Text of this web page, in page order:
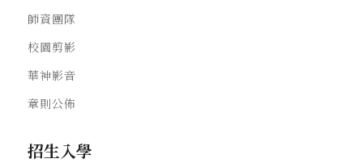
師資團隊
校園剪影
華神影音
章則公佈
招生入學